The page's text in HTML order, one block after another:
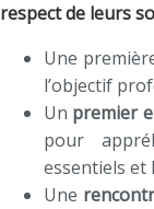
respect de leurs
Une
l’objectif
Un premier
pour
essentiels et
Une